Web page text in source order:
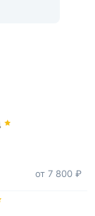
от 7 800 ₽